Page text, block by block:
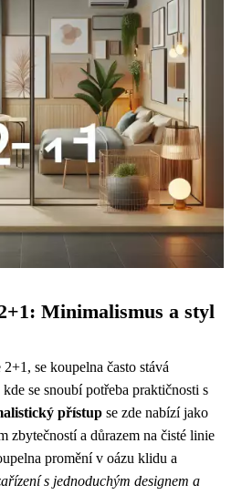
Minimalismus a styl
se koupelna často stává
se snoubí potřeba praktičnosti s
přístup se zde nabízí jako
zbytečností a důrazem na čisté linie
promění v oázu klidu a
s jednoduchým designem a